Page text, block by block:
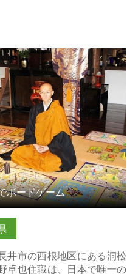
井市の西根地区にある洞松
卓也住職は、日本で唯一の
ードゲーム の詳細はこちら
ボードゲーム